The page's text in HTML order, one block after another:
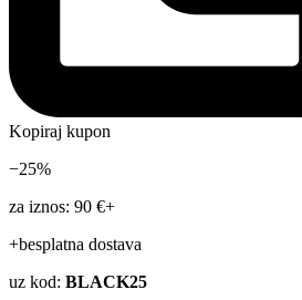
Kopiraj kupon
−25%
za iznos: 90 €+
+besplatna dostava
uz kod: BLACK25